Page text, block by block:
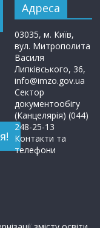
Адреса
03035, м. Київ,
вул. Митрополита
Василя
Липківського, 36,
info@imzo.gov.ua
Сектор
документообігу
(Канцелярія) (044)
248-25-13
Контакти та
телефони